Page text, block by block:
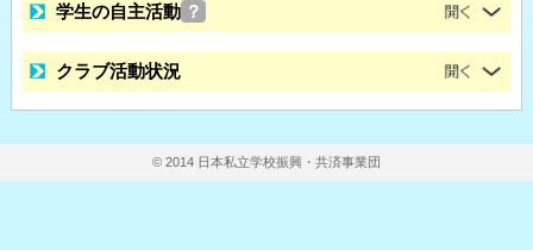
学生の自主活動 ？
クラブ活動状況
© 2014 日本私立学校振興・共済事業団